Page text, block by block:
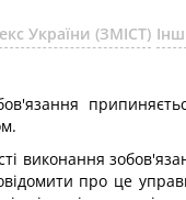
України (ЗМІСТ)
виконання
про це